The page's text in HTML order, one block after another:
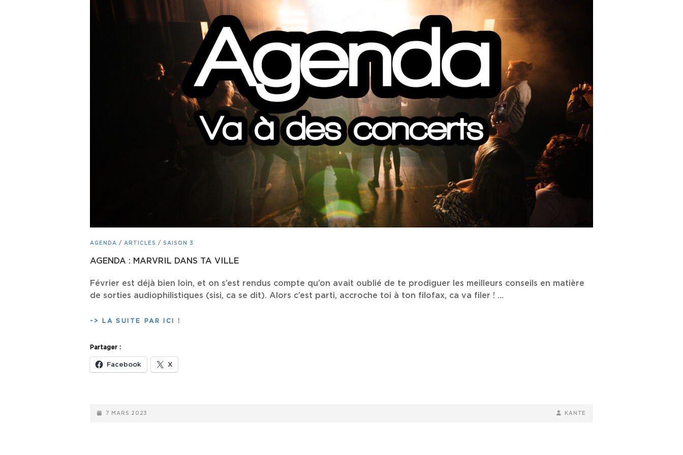
CAT
AGENDA / ARTICLES / SAISON 3
AGENDA : MARVRIL DANS TA VILLE
Février est déjà bien loin, et on s’est rendus compte qu’on avait oublié de te prodiguer les meilleurs conseils en matière
de sorties audiophilistiques (sisi, ca se dit). Alors c’est parti, accroche toi à ton filofax, ca va filer ! …
-> LA SUITE PAR ICI !
Partager :
Facebook X
POSTED-
7 MARS 2023
BY
BYLINEKANTE